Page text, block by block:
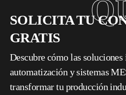
SOLICITA TU
GRATIS
Descubre cómo las
automatización y sistemas
transformar tu producción